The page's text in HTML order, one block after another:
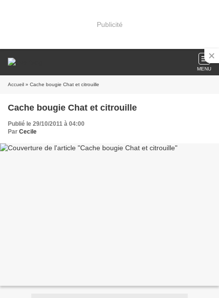
Publicité
MENU
Accueil » Cache bougie Chat et citrouille
Cache bougie Chat et citrouille
Publié le 29/10/2011 à 04:00
Par Cecile